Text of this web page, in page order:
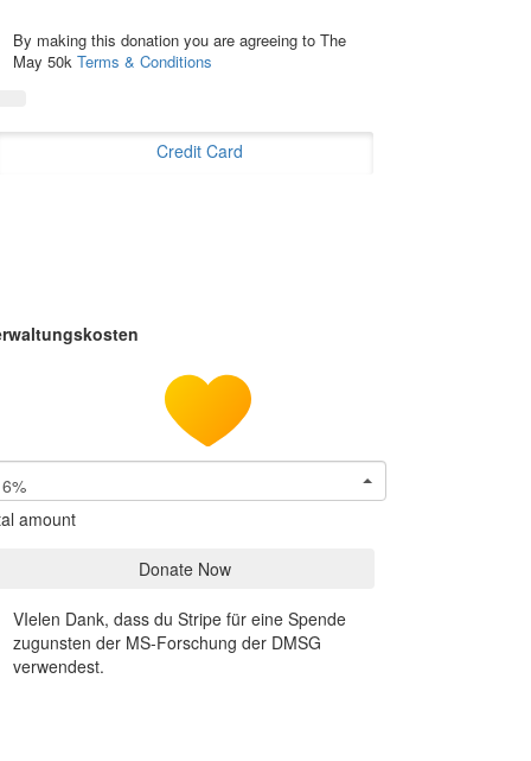
By making this donation you are agreeing to The
May 50k Terms & Conditions
Credit Card
6%
amount
Donate Now
VIelen Dank, dass du Stripe für eine Spende
zugunsten der MS-Forschung der DMSG
verwendest.